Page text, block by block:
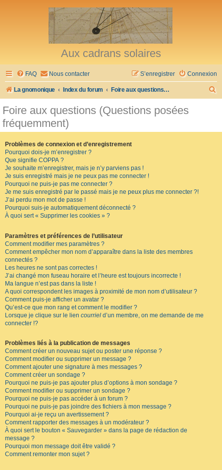
Aux cadrans solaires
FAQ Nous contacter Connexion
S’enregistrer
La gnomonique Index du forum Foire aux questions (Questions posées fréquemment)
Foire aux questions (Questions posées
fréquemment)
Problèmes de connexion et d’enregistrement
Pourquoi dois-je m’enregistrer ?
Que signifie COPPA ?
Je souhaite m’enregistrer, mais je n’y parviens pas !
Je suis enregistré mais je ne peux pas me connecter !
Pourquoi ne puis-je pas me connecter ?
Je me suis enregistré par le passé mais je ne peux plus me connecter ?!
J’ai perdu mon mot de passe !
Pourquoi suis-je automatiquement déconnecté ?
À quoi sert « Supprimer les cookies » ?
Paramètres et préférences de l’utilisateur
Comment modifier mes paramètres ?
Comment empêcher mon nom d’apparaître dans la liste des membres
connectés ?
Les heures ne sont pas correctes !
J’ai changé mon fuseau horaire et l’heure est toujours incorrecte !
Ma langue n’est pas dans la liste !
A quoi correspondent les images à proximité de mon nom d’utilisateur ?
Comment puis-je afficher un avatar ?
Qu’est-ce que mon rang et comment le modifier ?
Lorsque je clique sur le lien courriel d’un membre, on me demande de me
connecter !?
Problèmes liés à la publication de messages
Comment créer un nouveau sujet ou poster une réponse ?
Comment modifier ou supprimer un message ?
Comment ajouter une signature à mes messages ?
Comment créer un sondage ?
Pourquoi ne puis-je pas ajouter plus d’options à mon sondage ?
Comment modifier ou supprimer un sondage ?
Pourquoi ne puis-je pas accéder à un forum ?
Pourquoi ne puis-je pas joindre des fichiers à mon message ?
Pourquoi ai-je reçu un avertissement ?
Comment rapporter des messages à un modérateur ?
À quoi sert le bouton « Sauvegarder » dans la page de rédaction de
message ?
Pourquoi mon message doit être validé ?
Comment remonter mon sujet ?